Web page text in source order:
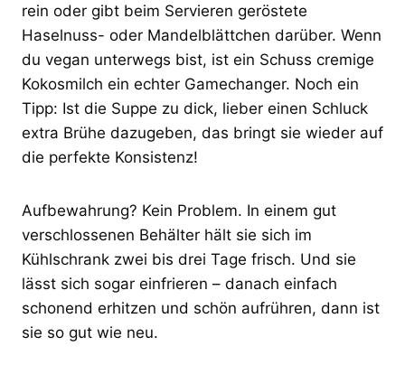
rein oder gibt beim Servieren geröstete
Haselnuss- oder Mandelblättchen darüber. Wenn
du vegan unterwegs bist, ist ein Schuss cremige
Kokosmilch ein echter Gamechanger. Noch ein
Tipp: Ist die Suppe zu dick, lieber einen Schluck
extra Brühe dazugeben, das bringt sie wieder auf
die perfekte Konsistenz!
Aufbewahrung? Kein Problem. In einem gut
verschlossenen Behälter hält sie sich im
Kühlschrank zwei bis drei Tage frisch. Und sie
lässt sich sogar einfrieren – danach einfach
schonend erhitzen und schön aufrühren, dann ist
sie so gut wie neu.